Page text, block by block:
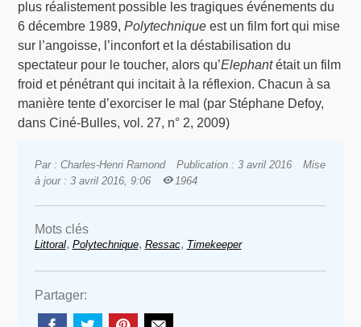
plus réalistement possible les tragiques événements du
6 décembre 1989,Polytechnique est un film fort qui mise
sur l’angoisse, l’inconfort et la déstabilisation du
spectateur pour le toucher, alors qu’Elephantétait un film
froid et pénétrant qui incitait à la réflexion. Chacun à sa
manière tente d’exorciser le mal (par Stéphane Defoy,
dans Ciné-Bulles, vol. 27, n° 2, 2009)
Par : Charles-Henri Ramond Publication : 3 avril 2016
Mise
à jour : 3 avril 2016, 9:06
1964
Mots clés
Littoral, Polytechnique, Ressac, Timekeeper
Partager: